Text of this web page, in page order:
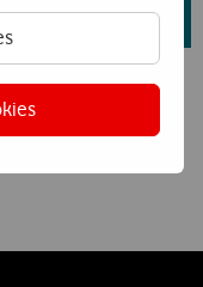
e fornecedoraqui.